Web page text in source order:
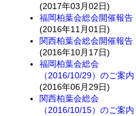
(2017年03月02日)
福岡柏葉会総会開催報告
(2016年11月01日)
関西柏葉会総会開催報告
(2016年10月17日)
福岡柏葉会総会
（2016/10/29）のご案内
(2016年06月29日)
関西柏葉会総会
（2016/10/15）のご案内